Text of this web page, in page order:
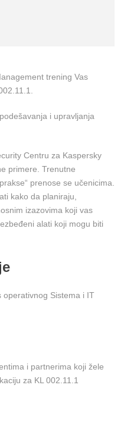
trening Vas
i upravljanja
Centru za Kaspersky
primere. Trenutne
prenose se učenicima.
kako da planiraju,
izazovima koji vas
alati koji mogu biti
operativnog Sistema i IT
i partnerima koji žele
za KL 002.11.1